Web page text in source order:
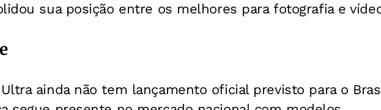
sua posição entre os melhores para fotografia e
ainda não tem lançamento oficial previsto para o